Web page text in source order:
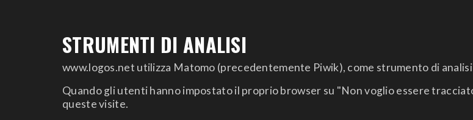
STRUMENTI DI ANALISI
www.logos.net utilizza Matomo (precedentemente Piwik), come strumento di
Quando gli utenti hanno impostato il proprio browser su "Non voglio essere
queste visite.